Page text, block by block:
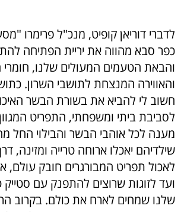
כפר סבא מהווה את יריית הפתיחה
והבאת הטעמים המעולים שלנו, חומרי
והאווירה המנצחת לתושבי השרון.
חשוב לי להביא את בשורת הבשר
לסביבת ביתי ומשפחתי, התפריט
מענה לכל אוהבי הבשר והבילוי החל
שילדיהם יאכלו ארוחה טרייה ומזינה,
לאכול תפריט המבורגרים חובק עולם,
ועד לזוגות שרוצים להתפנק עם סטייק
שלנו שמחים לארח את כולם. בקרוב